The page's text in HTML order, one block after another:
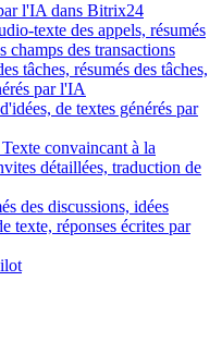
l'IA dans Bitrix24
texte des appels, résumés
champs des transactions
tâches, résumés des tâches,
par l'IA
de textes générés par
Texte convaincant à la
détaillées, traduction de
des discussions, idées
texte, réponses écrites par